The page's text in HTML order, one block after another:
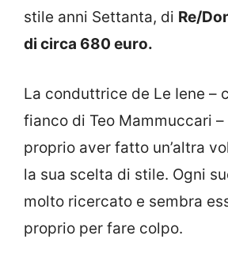
stile anni Settanta, di Re/
di circa 680 euro.
La conduttrice de Le Iene –
fianco di Teo Mammuccari –
proprio aver fatto un’altra
la sua scelta di stile. Ogni
molto ricercato e sembra
proprio per fare colpo.